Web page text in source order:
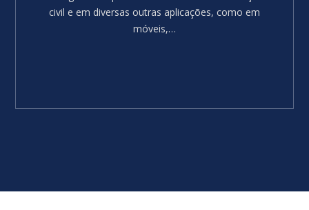
civil e em diversas outras aplicações, como em
móveis,…